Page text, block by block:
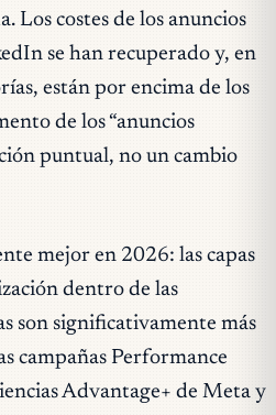
Los costes de los anuncios
se han recuperado y, en
están por encima de los
de los “anuncios
puntual, no un cambio
mejor en 2026: las capas
dentro de las
son significativamente más
campañas Performance
Advantage+ de Meta y